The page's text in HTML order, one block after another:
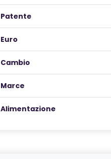
Patente
Euro
Cambio
Marce
Alimentazione